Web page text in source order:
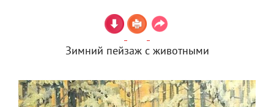
Зимний пейзаж с животными